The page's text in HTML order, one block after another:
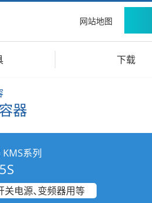
网站地图
下载
器
系列
关电源、变频器用等